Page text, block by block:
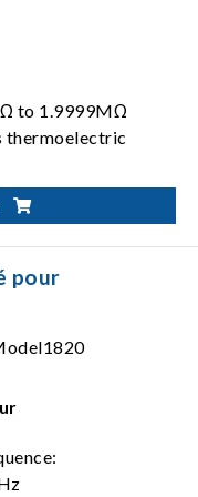
to 1.9999MΩ
thermoelectric
speed)
pour